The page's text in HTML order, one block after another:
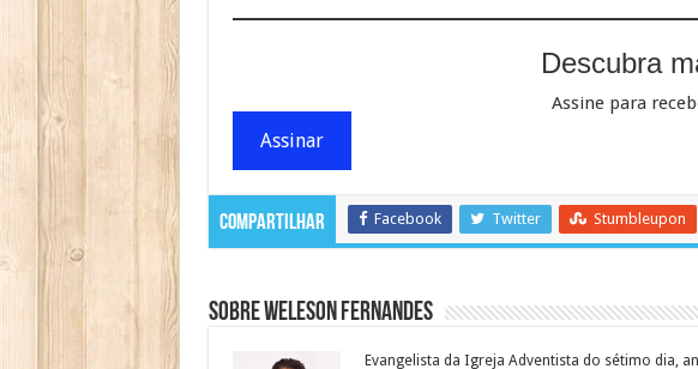
Descubra
Assine para
Assinar
Compartilhar Facebook Twitter Stumbleupon
Sobre Weleson Fernandes
Evangelista da Igreja Adventista do sétimo dia,